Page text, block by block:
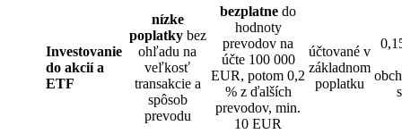
Investovanie
do akcií a
ETF
nízke
poplatkybez
ohľadu na
veľkosť
transakcie a
spôsob
prevodu
bezplatne do
hodnoty
prevodov na
účte 100 000
EUR, potom 0,2
% z ďalších
prevodov, min.
10 EUR
účtované v
základnom
poplatku